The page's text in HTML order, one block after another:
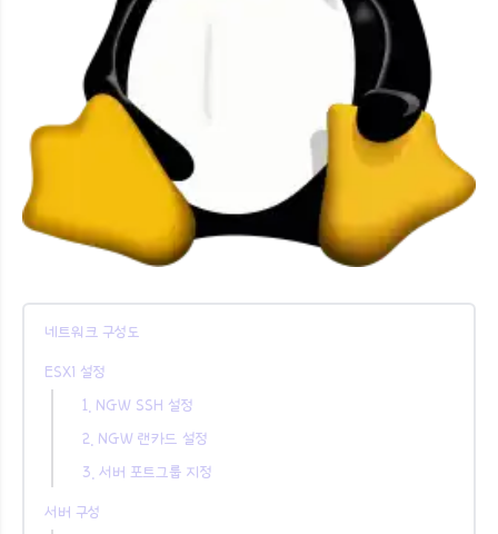
네트워크 구성도
ESXi 설정
1. NGW SSH 설정
2. NGW 랜카드 설정
3. 서버 포트그룹 지정
서버 구성